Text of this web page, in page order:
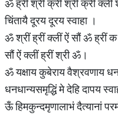
ॐ ह्री श्रीं क्रीं श्रीं क्रीं क्लीं
चिंतायै दूरय दूरय स्वाहा ।
ॐ श्रीं ह्रीं क्लीं ऐं सौं ॐ ह्रीं
सौं ऐं क्लीं ह्रीं श्री ॐ।
ॐ यक्षाय कुबेराय वैश्रवणाय
धनधान्यसमृद्धिं मे देहि दापय
ऊँ हिमकुन्दमृणालाभं दैत्यानां